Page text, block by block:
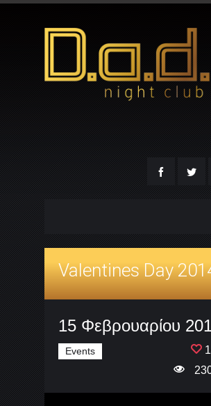
Valentines Day
15 Φεβρουαρίου
Events